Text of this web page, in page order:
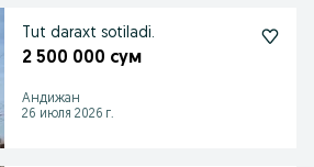
Tut daraxt sotiladi.
2 500 000 сум
Андижан
26 июля 2026 г.